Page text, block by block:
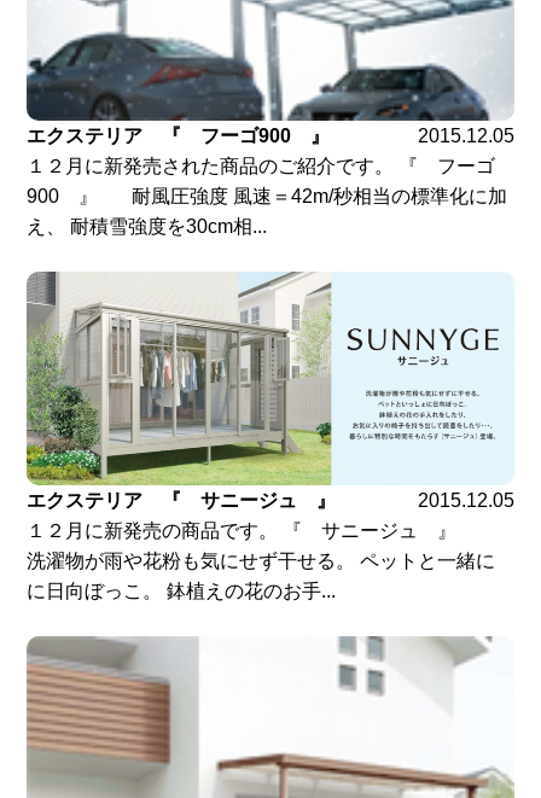
エクステリア 『 フーゴ900 』
2015.12.05
１２月に新発売された商品のご紹介です。 『 フーゴ
900 』 耐風圧強度 風速＝42m/秒相当の標準化に加
え、 耐積雪強度を30cm相...
エクステリア 『 サニージュ 』
2015.12.05
１２月に新発売の商品です。 『 サニージュ 』
洗濯物が雨や花粉も気にせず干せる。 ペットと一緒に
に日向ぼっこ。 鉢植えの花のお手...